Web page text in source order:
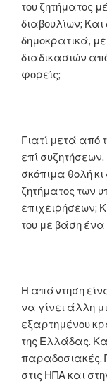
του ζητήματος
διαβουλίων; Και
δημοκρατικά,
διαδικασιών
φορείς;
Γιατί μετά από
επί
σκόπιμα θολή
ζητήματος των
επιχειρήσεων;
του με βάση
Η απάντηση
να γίνει άλλη
εξαρτημένου
της Ελλάδας.
παραδοσιακές.
στις ΗΠΑ και